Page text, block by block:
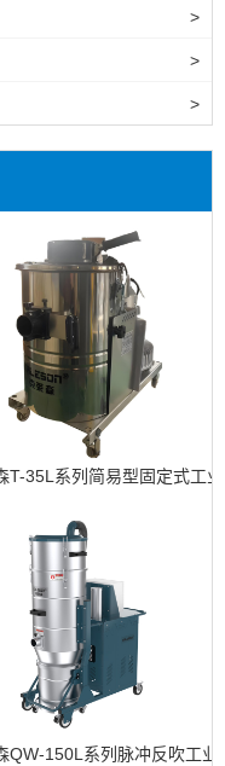
>
>
>
T-35L系列简易型固定式工
QW-150L系列脉冲反吹工业